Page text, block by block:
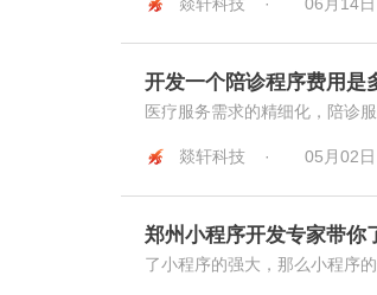
开发一个陪诊程序费用是
医疗服务需求的精细化，陪诊
燚轩科技 · 05月02日
郑州小程序开发专家带你
了小程序的强大，那么小程序